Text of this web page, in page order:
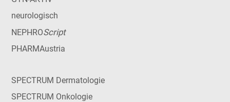
neurologisch
NEPHROScript
PHARMAustria
SPECTRUM Dermatologie
SPECTRUM Onkologie